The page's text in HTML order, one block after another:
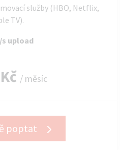
služby (HBO, Netflix,
TV).
s upload
Kč / měsíc
poptat